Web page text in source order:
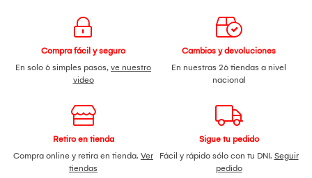
Compra fácil y seguro
En solo 6 simples pasos, ve nuestro
video
Cambios y devoluciones
En nuestras 26 tiendas a nivel
nacional
Retiro en tienda
Compra online y retira en tienda. Ver
tiendas
Sigue tu pedido
Fácil y rápido sólo con tu DNI. Seguir
pedido